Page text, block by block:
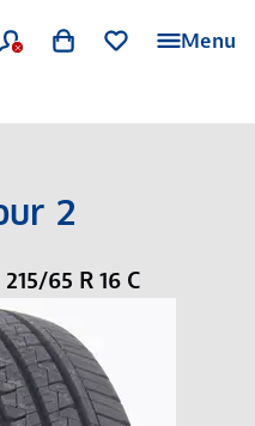
Menu
2
65 R 16 C